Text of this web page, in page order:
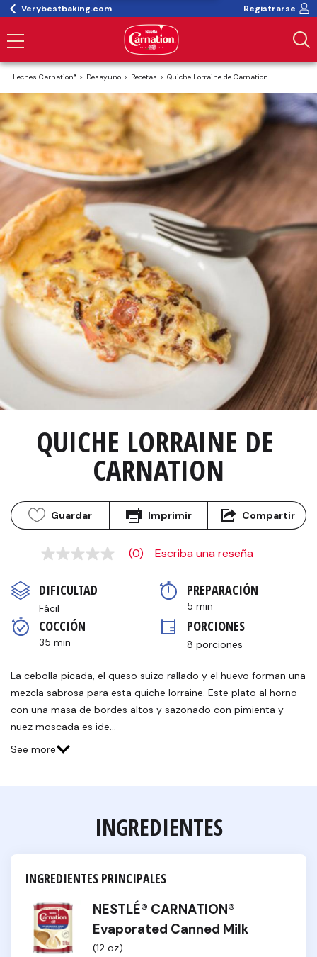
Verybestbaking.com Registrarse
Leches Carnation® Desayuno Recetas Quiche Lorraine de Carnation
QUICHE LORRAINE DE
CARNATION
Guardar Imprimir Compartir
Sin
en
la
misma
página.
(0) Escriba una reseña
DIFICULTAD
Fácil
PREPARACIÓN
5 min
COCCIÓN
35 min
PORCIONES
8 porciones
La cebolla picada, el queso suizo rallado y el huevo forman una
mezcla sabrosa para esta quiche lorraine. Este plato al horno
con una masa de bordes altos y sazonado con pimienta y
nuez moscada es ide…
See more
INGREDIENTES
INGREDIENTES PRINCIPALES
NESTLÉ® CARNATION®
Evaporated Canned Milk
(12 oz)